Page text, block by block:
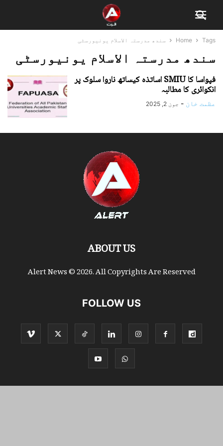
Home Tags سندھ مدرستہ الاسلام یونیورسٹی
سندھ مدرستہ الاسلام یونیورسٹی
فپواسا کا SMIU اساتذہ کیساتھ ناروا سلوک پر
انکوائری کا مطالبہ
عظمت خان - جون 2, 2025
ABOUT US
Alert News © 2026. All Copyrights Are Reserved
FOLLOW US